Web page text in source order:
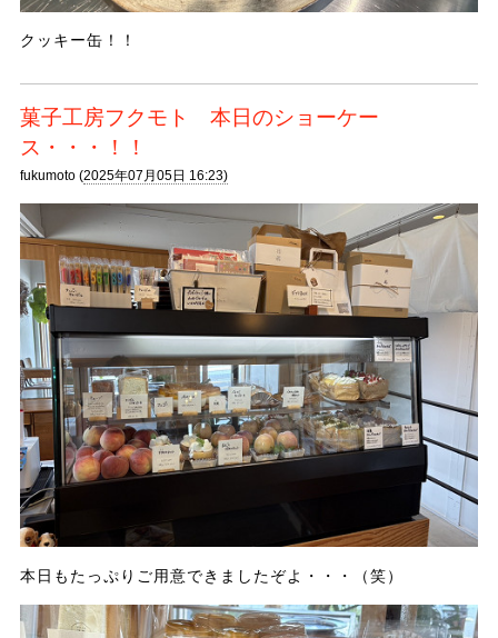
クッキー缶！！
菓子工房フクモト 本日のショーケー
ス・・・！！
fukumoto (2025年07月05日 16:23)
本日もたっぷりご用意できましたぞよ・・・（笑）